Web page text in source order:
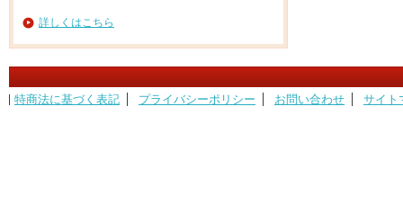
詳しくはこちら
特商法に基づく表記 プライバシーポリシー お問い合わせ サイト